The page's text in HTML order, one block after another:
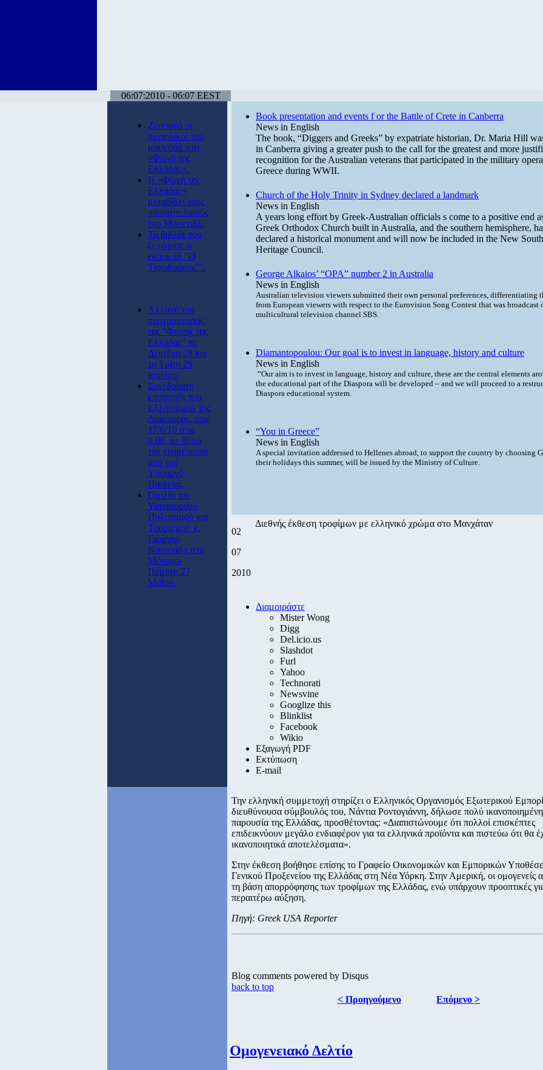
06:07:2010 - 06:07 EEST
Ζωντανά οι
ημιτελικοί του
μουντιάλ στη
«Φωνή της
Ελλάδας».
Η «Φωνή της
Ελλάδας»
μεταδίδει τους
προημιτελικούς
του Μουντιάλ.
Τα βιβλία που
ξεχώρισε η
εκπομπή "Ο
Ταχυδρόμος"¨.
Αλλαγή του
προγράμματος
της "Φωνής της
Ελλάδας" τη
Δευτέρα 28 και
τη Τρίτη 29
Ιουνίου.
Συνεδρίαση
επιτροπής του
Ελληνισμού της
Διασποράς, στις
17/6/10 στις
9.00, με θέμα
την ενημέρωση
από την
Υπουργό
Παιδείας.
Ομιλία του
Υφυπουργού
Πολιτισμού και
Τουρισμού κ.
Γιώργου
Νικητιάδη στο
Μόναχο-
Πέμπτη 27
Μαΐου.
Book presentation and events f or the Battle of Crete in Canberra
News in English
The book, “Diggers and Greeks” by expatriate historian, Dr. Maria Hill
in Canberra giving a greater push to the call for the greatest and more
recognition for the Australian veterans that participated in the military
Greece during WWII.
Church of the Holy Trinity in Sydney declared a landmark
News in English
A years long effort by Greek-Australian officials s come to a positive end
Greek Orthodox Church built in Australia, and the southern hemisphere,
declared a historical monument and will now be included in the New
Heritage Council.
George Alkaios’ “OPA” number 2 in Australia
News in English
Australian television viewers submitted their own personal preferences, differentiating
from European viewers with respect to the Eurovision Song Contest that was broadcast
multicultural television channel SBS.
Diamantopoulou: Our goal is to invest in language, history and culture
News in English
“Our aim is to invest in language, history and culture, these are the central elements
the educational part of the Diaspora will be developed – and we will proceed to a
Diaspora educational system.
“You in Greece”
News in English
A special invitation addressed to Hellenes abroad, to support the country by choosing
their holidays this summer, will be issued by the Ministry of Culture.
02
07
2010
Διεθνής έκθεση τροφίμων με ελληνικό χρώμα στο Μανχάταν
Διαμοιράστε
Mister Wong
Digg
Del.icio.us
Slashdot
Furl
Yahoo
Technorati
Newsvine
Googlize this
Blinklist
Facebook
Wikio
Εξαγωγή PDF
Εκτύπωση
E-mail
Την ελληνική συμμετοχή στηρίζει ο Ελληνικός Οργανισμός Εξωτερικού
διευθύνουσα σύμβουλός του, Νάντια Ροντογιάννη, δήλωσε πολύ
παρουσία της Ελλάδας, προσθέτοντας: «Διαπιστώνουμε ότι πολλοί επισκέπτες
επιδεικνύουν μεγάλο ενδιαφέρον για τα ελληνικά προϊόντα και πιστεύω ότι θα
ικανοποιητικά αποτελέσματα».
Στην έκθεση βοήθησε επίσης το Γραφείο Οικονομικών και Εμπορικών
Γενικού Προξενείου της Ελλάδας στη Νέα Υόρκη. Στην Αμερική, οι ομογενείς
τη βάση απορρόφησης των τροφίμων της Ελλάδας, ενώ υπάρχουν προοπτικές
περαιτέρω αύξηση.
Πηγή: Greek USA Reporter
Blog comments powered by Disqus
back to top
< Προηγούμενο
Επόμενο >
Ομογενειακό Δελτίο